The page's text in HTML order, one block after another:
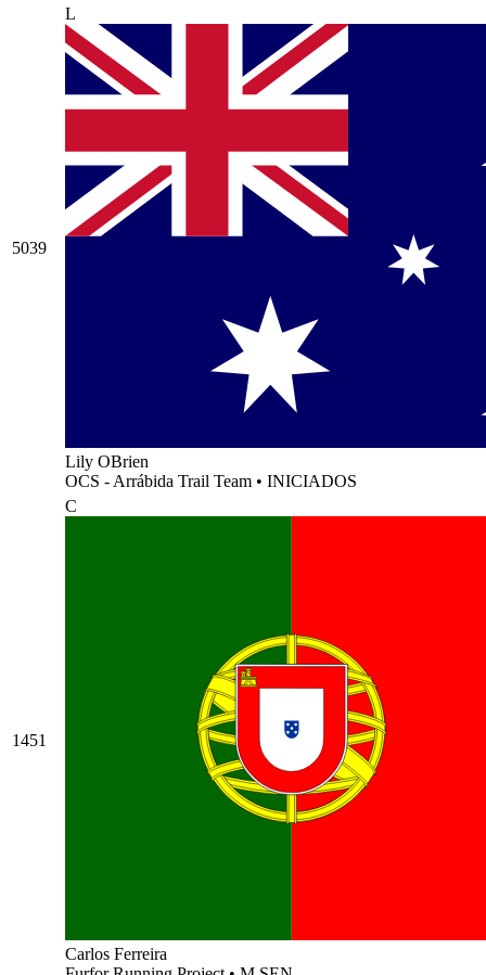
5039
L
Lily OBrien
OCS - Arrábida Trail Team • INICIADOS
1451
C
Carlos Ferreira